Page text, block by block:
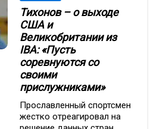
Тихонов – о выходе
США и
Великобритании из
IBA: «Пусть
соревнуются со
своими
прислужниками»
Прославленный спортсмен
жестко отреагировал на